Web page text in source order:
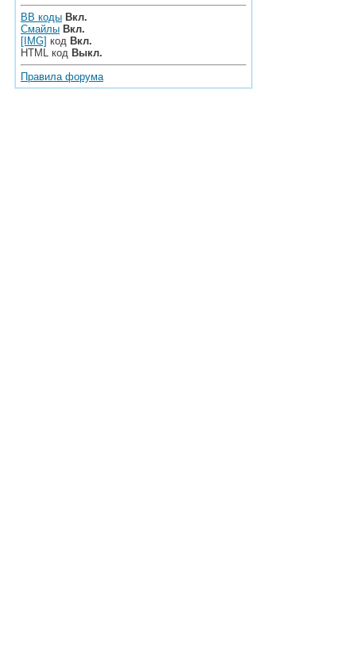
BB коды Вкл.
Смайлы Вкл.
[IMG] код Вкл.
HTML код Выкл.
Правила форума